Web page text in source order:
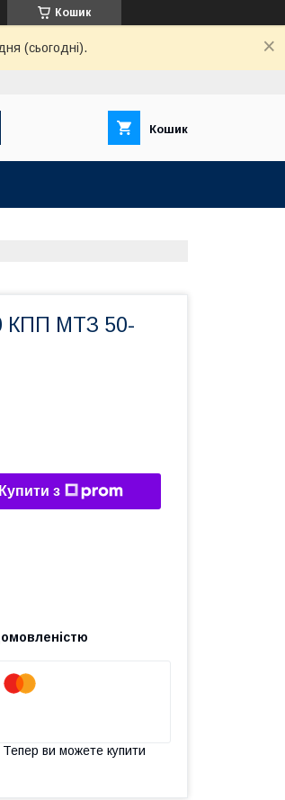
Кошик
(сьогодні).
Кошик
КПП МТЗ 50-
Купити з
Тепер ви можете купити